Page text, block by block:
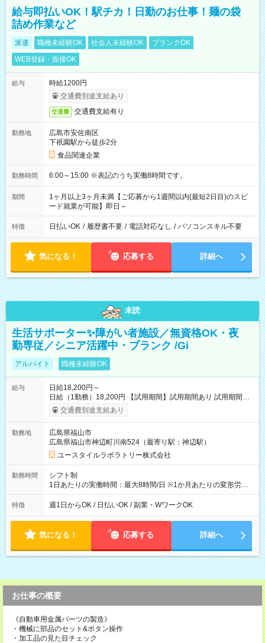
給与即払いOK！駅チカ！日勤のお仕事！麺の袋
詰め作業など
派遣 職種未経験OK 社会人未経験OK
ブランクOK
WEB登録・面接OK
給与
時給1200円
交通費別途支給あり
交通費 交通費支給有り
勤務地
広島市安佐南区
下祇園駅から徒歩2分
食品関連企業
勤務時間 6:00～15:00 ※表記のうち実働8時間です。
期間
1ヶ月以上3ヶ月未満【ご応募から1週間以内(最短2日目)のスピ
ード就業が可能】即日～
特徴 日払いOK / 履歴書不要 / 電話対応なし / パソコンスキル不要
気になる！ 応募する 詳細へ
未読
生活サポーター✨障がい者施設／無資格OK・夜
勤専従／シニア活躍中・ブランク /Gi
アルバイト 職種未経験OK
給与
日給18,200円～
日給（1勤務）18,200円 【試用期間】試用期間あり 試用期間の
長さ：3ヶ月 雇用形態、給与は本採用時と同じです。
交通費別途支給あり
勤務地
広島県福山市
広島県福山市神辺町川南524（最寄り駅：神辺駅）
ユースタイルラボラトリー株式会社
勤務時間
シフト制
1日あたりの実働時間：最大8時間/日 ※1か月あたりの変形労働
制（週平均40時間以内） 夜勤：17:00-翌09:00（休憩2時間）
特徴 週1日からOK / 日払いOK / 副業・WワークOK
気になる！ 応募する 詳細へ
お仕事の概要
《自動車用金属パーツの製造》
・機械に部品のセット&ボタン操作
・加工品の見た目チェック